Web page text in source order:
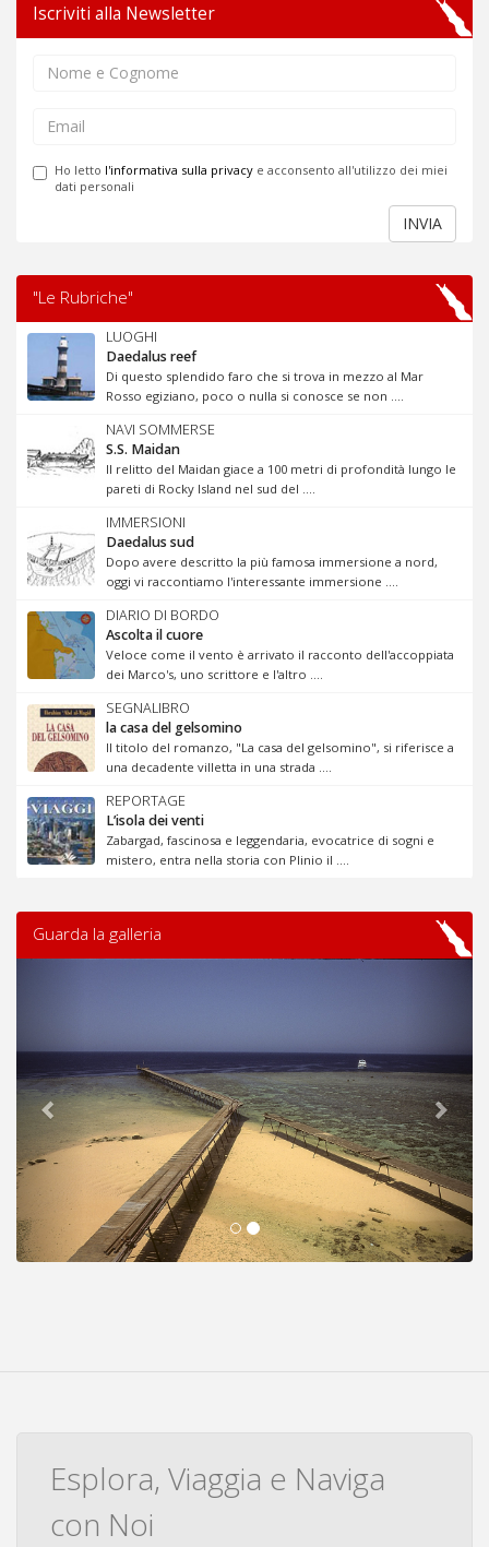
Iscriviti alla Newsletter
Ho letto l'informativa sulla privacy e acconsento all'utilizzo dei miei
dati personali
INVIA
"Le Rubriche"
LUOGHI
Daedalus reef
Di questo splendido faro che si trova in mezzo al Mar
Rosso egiziano, poco o nulla si conosce se non ....
NAVI SOMMERSE
S.S. Maidan
Il relitto del Maidan giace a 100 metri di profondità lungo le
pareti di Rocky Island nel sud del ....
IMMERSIONI
Daedalus sud
Dopo avere descritto la più famosa immersione a nord,
oggi vi raccontiamo l'interessante immersione ....
DIARIO DI BORDO
Ascolta il cuore
Veloce come il vento è arrivato il racconto dell'accoppiata
dei Marco's, uno scrittore e l'altro ....
SEGNALIBRO
la casa del gelsomino
Il titolo del romanzo, "La casa del gelsomino", si riferisce a
una decadente villetta in una strada ....
REPORTAGE
L’isola dei venti
Zabargad, fascinosa e leggendaria, evocatrice di sogni e
mistero, entra nella storia con Plinio il ....
Guarda la galleria
Esplora, Viaggia e Naviga
con Noi